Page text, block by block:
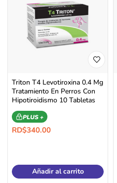
Triton T4 Levotiroxina 0.4 Mg
Tratamiento En Perros Con
Hipotiroidismo 10 Tabletas
PLUS +
RD$340.00
Añadir al carrito